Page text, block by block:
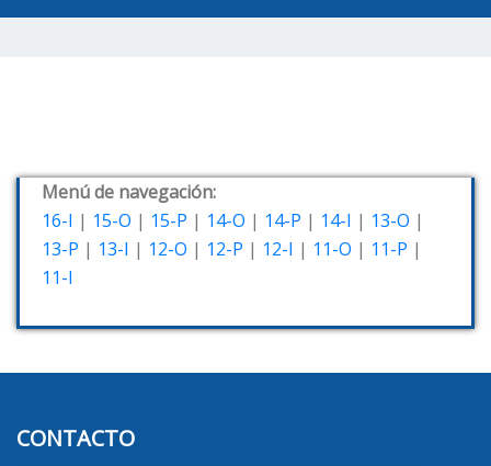
Menú de navegación:
16-I | 15-O | 15-P | 14-O | 14-P | 14-I | 13-O |
13-P | 13-I | 12-O | 12-P | 12-I | 11-O | 11-P |
11-I
CONTACTO